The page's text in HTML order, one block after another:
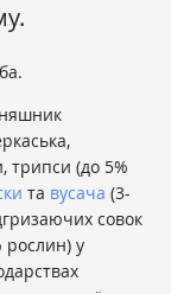
трипси (до 5%
та вусача (3-
совок
рослин) у